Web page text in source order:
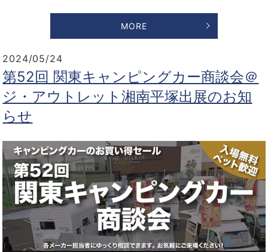
MORE
2024/05/24
第52回 関東キャンピングカー商談会＠
ジ・アウトレット湘南平塚出展のお知
らせ